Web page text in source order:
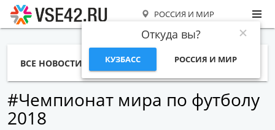
РОССИЯ И МИР
Откуда вы?
КУЗБАСС РОССИЯ И МИР
ВСЕ НОВОСТИ СТАТЬИ ТЕМЫ ФОТО
#Чемпионат мира по футболу
2018